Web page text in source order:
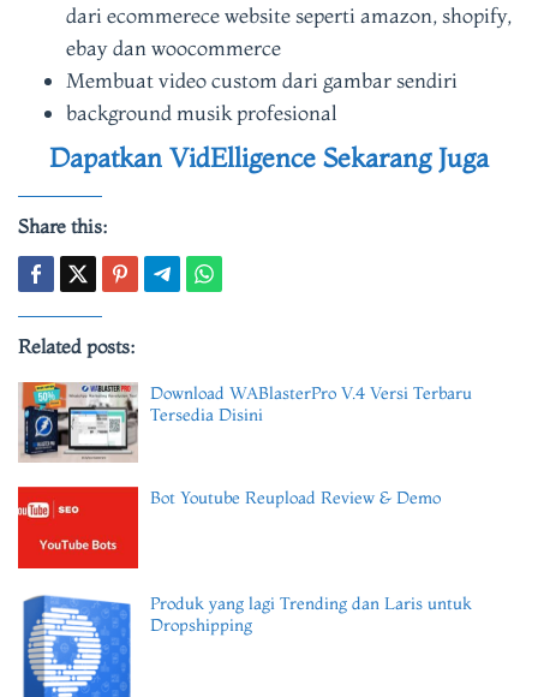
dari ecommerece website seperti amazon, shopify,
ebay dan woocommerce
Membuat video custom dari gambar sendiri
background musik profesional
Dapatkan VidElligence Sekarang Juga
Share this:
Related posts:
Download WABlasterPro V.4 Versi Terbaru
Tersedia Disini
Bot Youtube Reupload Review & Demo
Produk yang lagi Trending dan Laris untuk
Dropshipping